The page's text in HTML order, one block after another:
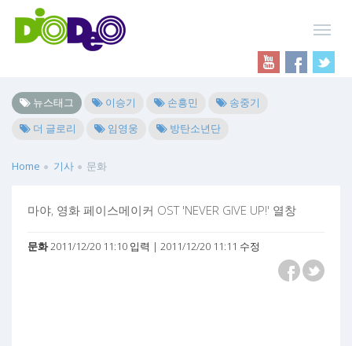
뉴스태그 이승기 손흥민
송중기
더 글로리
임영웅 방탄소년단
Home 기사 문화
마야, 영화 페이스메이커 OST 'NEVER GIVE UP!' 열창
문화2011/12/20 11:10 입력 | 2011/12/20 11:11 수정